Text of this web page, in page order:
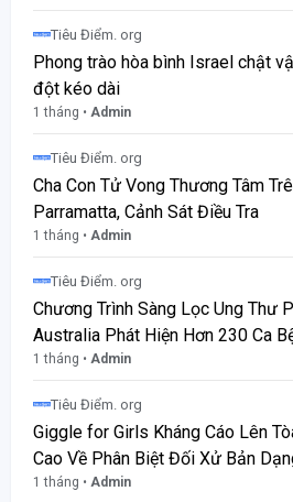
Tiêu Điểm. org
Phong trào hòa bình Israel chật
đột kéo dài
1 tháng • Admin
Tiêu Điểm. org
Cha Con Tử Vong Thương Tâm
Parramatta, Cảnh Sát Điều Tra
1 tháng • Admin
Tiêu Điểm. org
Chương Trình Sàng Lọc Ung Thư
Australia Phát Hiện Hơn 230 Ca
1 tháng • Admin
Tiêu Điểm. org
Giggle for Girls Kháng Cáo Lên
Cao Về Phân Biệt Đối Xử Bản
1 tháng • Admin